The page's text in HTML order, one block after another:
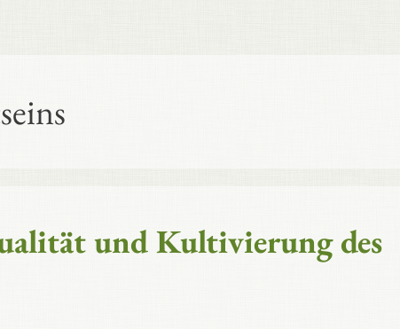
und Kultivierung des